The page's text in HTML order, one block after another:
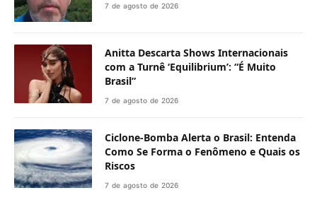
7 de agosto de 2026
Anitta Descarta Shows Internacionais
com a Turnê ‘Equilibrium’: “É Muito
Brasil”
7 de agosto de 2026
Ciclone-Bomba Alerta o Brasil: Entenda
Como Se Forma o Fenômeno e Quais os
Riscos
7 de agosto de 2026